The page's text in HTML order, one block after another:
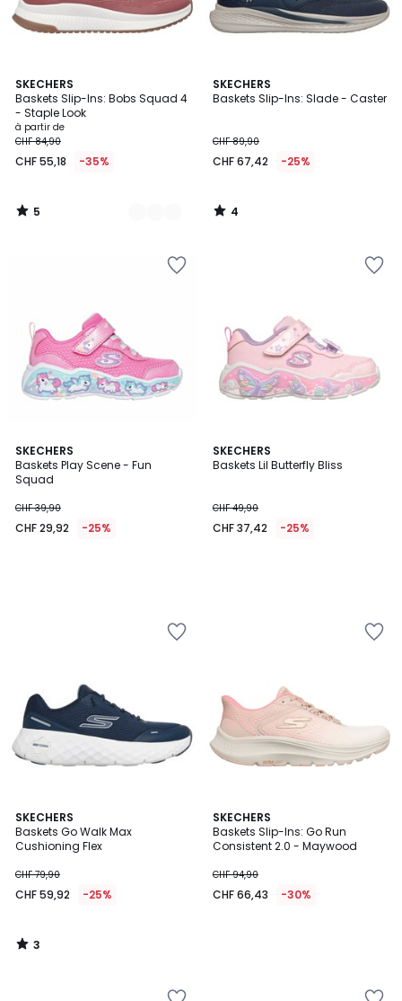
SKECHERS
Baskets Slip-Ins: Bobs Squad 4
- Staple Look
à partir de
CHF 84,90
CHF 55,18 -35%
5
/
5
3
Couleurs
5
/
SKECHERS
Baskets Slip-Ins: Slade - Caster
CHF 89,90
CHF 67,42 -25%
4
/
4
/
SKECHERS
Baskets Play Scene - Fun
Squad
CHF 39,90
CHF 29,92 -25%
SKECHERS
Baskets Lil Butterfly Bliss
CHF 49,90
CHF 37,42 -25%
SKECHERS
Baskets Go Walk Max
Cushioning Flex
CHF 79,90
CHF 59,92 -25%
3
/
5
3
/
SKECHERS
Baskets Slip-Ins: Go Run
Consistent 2.0 - Maywood
CHF 94,90
CHF 66,43 -30%